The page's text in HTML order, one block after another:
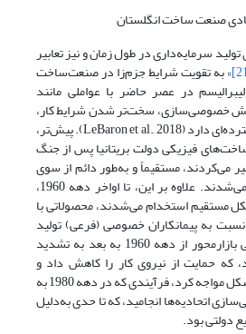
سرمایه‌داری در طول زمان و نیز تعابیر
» به تقویت شرایط جزم‌زا در صنعت‌ساخت‌
در عصر حاضر با عواملی مانند
خصوصی‌سازی، سخت‌تر شدن شرایط کار،
و تضعیف نظارت، ارتباط گسترده‌ای دارد (LeBaron et al., 2018). پیش‌تر،
فیزیکی دولت بریتانیا پس از جنگ
می‌کردند، مستقیماً و به‌طور دائم از سوی
شوراهای محلی استخدام می‌شدند. علاوه بر این، تا اواخر دهه 1960،
مستقیم استخدام می‌‌‌شدند، محصولاتی با
نسبت به پیمانکاران خصوصی (فرعی) تولید
می‌‌‌کردند. شیوه‌های شغلی بازار‌محور از دهه 1960 به بعد به تشدید
که حمایت از نیروی کار را کاهش داد و
اتحادیه‌های کارگری را با مشکل مواجه کرد، فرآیندی که در دهه 1980 به
اتحادیه‌ها انجامید، که تا حدی به‌دلیل
دولتی بود.